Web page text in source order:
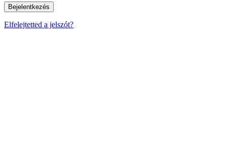
Elfelejtetted a jelszót?